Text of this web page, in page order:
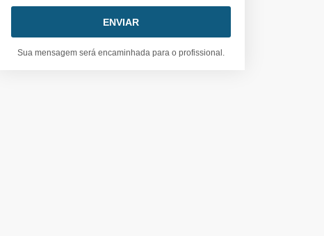
Sua mensagem será encaminhada para o profissional.